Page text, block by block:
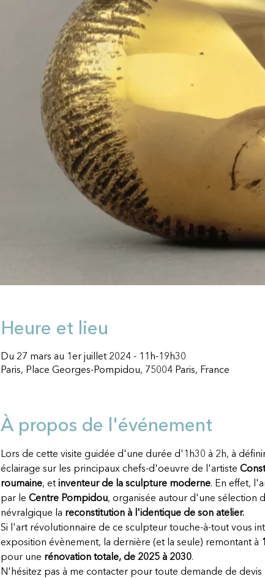
Heure et lieu
Du 27 mars au 1er juillet 2024 - 11h-19h30
Paris, Place Georges-Pompidou, 75004 Paris, France
À propos de l'événement
Lors de cette visite guidée d'une durée d'1h30 à 2h, à
éclairage sur les principaux chefs-d'oeuvre de l'artiste
roumaine, et inventeur de la sculpture moderne. En effet,
par le Centre Pompidou, organisée autour d'une sélection
névralgique la reconstitution à l'identique de son atelier.
Si l'art révolutionnaire de ce sculpteur touche-à-tout vous
exposition évènement, la dernière (et la seule) remontant à
pour une rénovation totale, de 2025 à 2030.
N'hésitez pas à me contacter pour toute demande de